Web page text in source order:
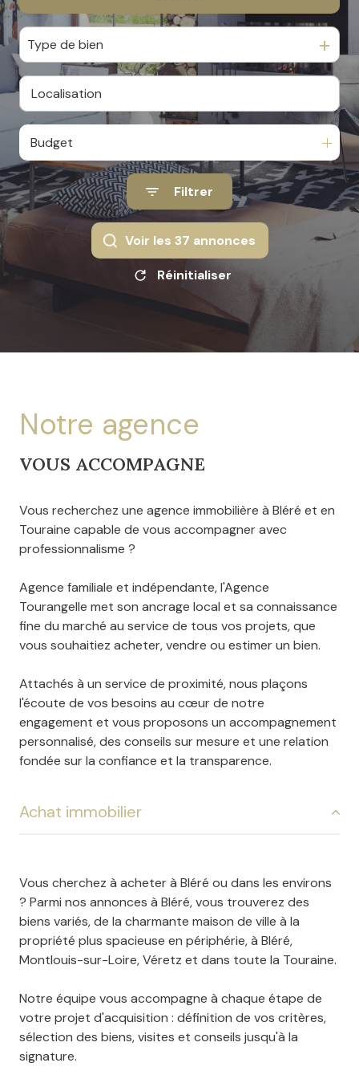
Du neuf
De l'immo pro
Type de bien
Budget
Filtrer
Voir les 37 annonces
Réinitialiser
notre agence
VOUS ACCOMPAGNE
Vous recherchez une agence immobilière à Bléré et en
Touraine capable de vous accompagner avec
professionnalisme ?
Agence familiale et indépendante, l'Agence
Tourangelle met son ancrage local et sa connaissance
fine du marché au service de tous vos projets, que
vous souhaitiez acheter, vendre ou estimer un bien.
Attachés à un service de proximité, nous plaçons
l'écoute de vos besoins au cœur de notre
engagement et vous proposons un accompagnement
personnalisé, des conseils sur mesure et une relation
fondée sur la confiance et la transparence.
Achat immobilier
Vous cherchez à acheter à Bléré ou dans les environs
? Parmi nos annonces à Bléré, vous trouverez des
biens variés, de la charmante maison de ville à la
propriété plus spacieuse en périphérie, à Bléré,
Montlouis-sur-Loire, Véretz et dans toute la Touraine.
Notre équipe vous accompagne à chaque étape de
votre projet d'acquisition : définition de vos critères,
sélection des biens, visites et conseils jusqu'à la
signature.